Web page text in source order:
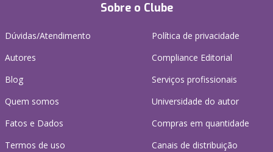
Sobre o Clube
Dúvidas/Atendimento
Autores
Blog
Quem somos
Fatos e Dados
Termos de uso
Política de privacidade
Compliance Editorial
Serviços profissionais
Universidade do autor
Compras em quantidade
Canais de distribuição